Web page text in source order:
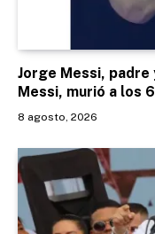
Jorge Messi,
Messi, murió a los
8 agosto, 2026